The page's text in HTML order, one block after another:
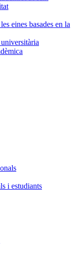
eines basades en la
i estudiants